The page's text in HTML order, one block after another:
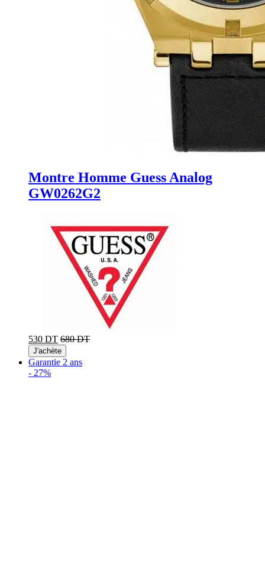
Montre Homme Guess Analog
GW0262G2
530 DT 680 DT
J'achète
Garantie 2 ans
- 27%